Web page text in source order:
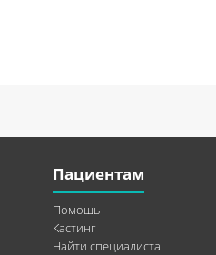
Пациентам
Помощь
Кастинг
Найти специалиста